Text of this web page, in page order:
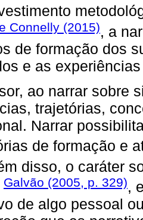
Connelly (2015), a
de formação dos
e as
ao narrar sobre
trajetórias,
Narrar
de formação e
disso, o caráter
Galvão (2005, p. 329),
de algo pessoal